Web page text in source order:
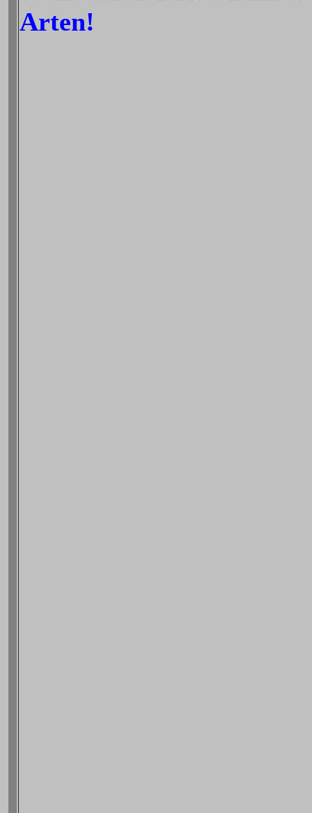
Arten!